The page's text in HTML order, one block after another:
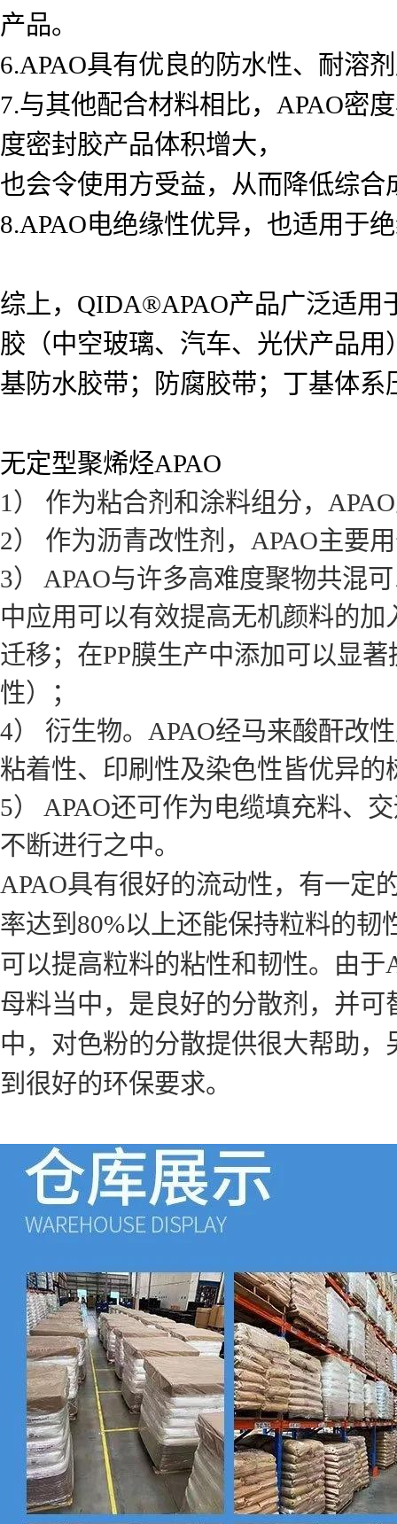
产品。
6.APAO具有优良的防水性、耐溶
7.与其他配合材料相比，APAO密
度密封胶产品体积增大，
也会令使用方受益，从而降低综合
8.APAO电绝缘性优异，也适用于
综上，QIDA®APAO产品广泛适用
胶（中空玻璃、汽车、光伏产品
基防水胶带；防腐胶带；丁基体
无定型聚烯烃APAO
1） 作为粘合剂和涂料组分，
2） 作为沥青改性剂，APAO主要
3） APAO与许多高难度聚物共混
中应用可以有效提高无机颜料的
迁移；在PP膜生产中添加可以显
性）；
4） 衍生物。APAO经马来酸酐改
粘着性、印刷性及染色性皆优异的
5） APAO还可作为电缆填充料、
不断进行之中。
APAO具有很好的流动性，有一定
率达到80%以上还能保持粒料的
可以提高粒料的粘性和韧性。由
母料当中，是良好的分散剂，并
中，对色粉的分散提供很大帮助
到很好的环保要求。